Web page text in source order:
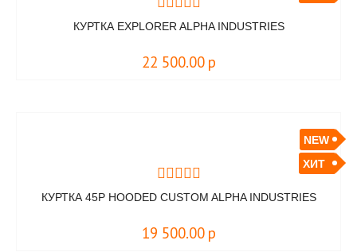
КУРТКА EXPLORER ALPHA INDUSTRIES
22 500.00 р
NEW
ХИТ
КУРТКА 45P HOODED CUSTOM ALPHA INDUSTRIES
19 500.00 р